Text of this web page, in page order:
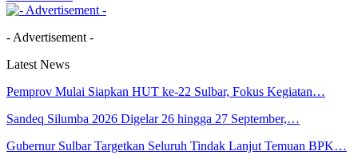
- Advertisement -
Latest News
Pemprov Mulai Siapkan HUT ke-22 Sulbar, Fokus Kegiatan…
Sandeq Silumba 2026 Digelar 26 hingga 27 September,…
Gubernur Sulbar Targetkan Seluruh Tindak Lanjut Temuan BPK…